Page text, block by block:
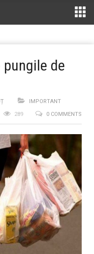
pungile de
IMPORTANT
0 COMMENTS
289